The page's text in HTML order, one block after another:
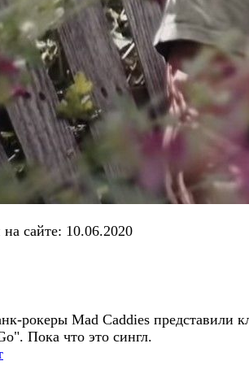
сайте: 10.06.2020
рокеры Mad Caddies представили
Пока что это сингл.